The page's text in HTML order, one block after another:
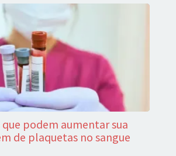
que podem aumentar sua
de plaquetas no sangue